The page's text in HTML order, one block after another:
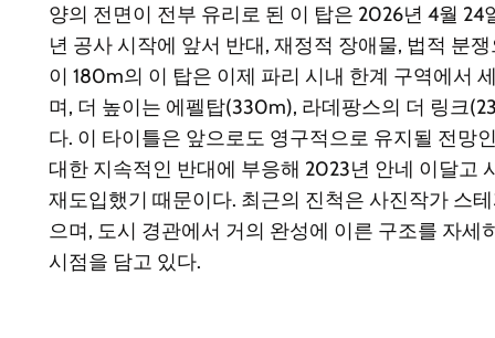
양의 전면이 전부 유리로 된 이 탑은 2026년 4월 24
년 공사 시작에 앞서 반대, 재정적 장애물, 법적 분
이 180m의 이 탑은 이제 파리 시내 한계 구역에서
며, 더 높이는 에펠탑(330m), 라데팡스의 더 링크
다. 이 타이틀은 앞으로도 영구적으로 유지될 전망
대한 지속적인 반대에 부응해 2023년 안네 이달고
재도입했기 때문이다. 최근의 진척은 사진작가 스
으며, 도시 경관에서 거의 완성에 이른 구조를 자세
시점을 담고 있다.